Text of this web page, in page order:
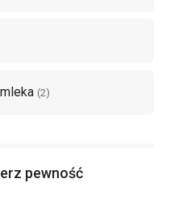
(2)
pewność